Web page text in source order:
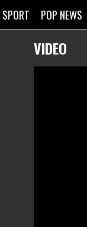
SPORT POP NEWS
VIDEO